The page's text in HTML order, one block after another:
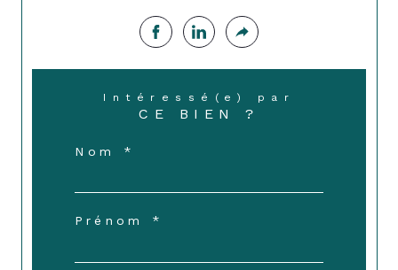
Intéressé(e) par
CE BIEN ?
Nom *
Prénom *